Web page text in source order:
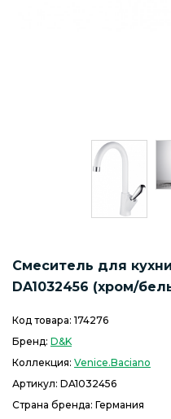
Смеситель для
DA1032456 (хром/
Код товара: 174276
Бренд: D&K
Коллекция: Venice.Baciano
Артикул: DA1032456
Страна бренда: Германия